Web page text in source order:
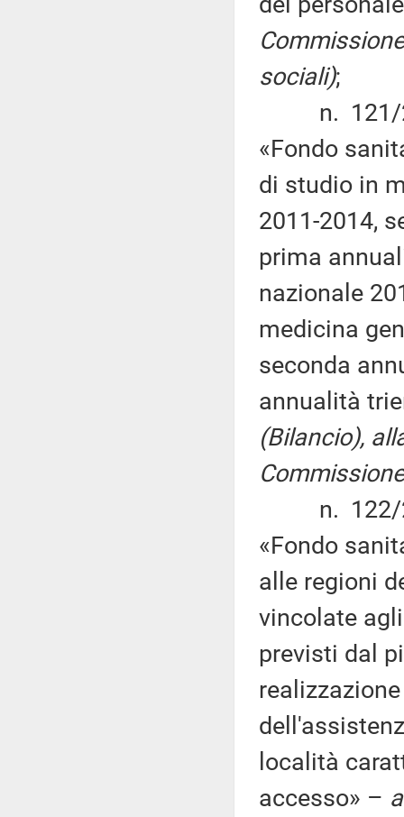
sociali);
n. 121/
«Fondo
di studio in
2011-2014,
prima
nazionale
medicina
seconda
annualità
(Bilancio),
n. 122/
«Fondo
alle regioni
vincolate
previsti dal
località
accesso» –